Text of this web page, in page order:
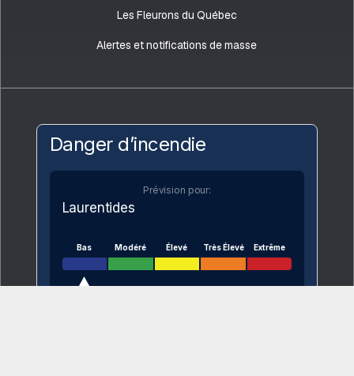
Les Fleurons du Québec
Alertes et notifications de masse
Danger d’incendie
Prévision pour:
Laurentides
Bas Modéré Élevé Très Élevé Extrême